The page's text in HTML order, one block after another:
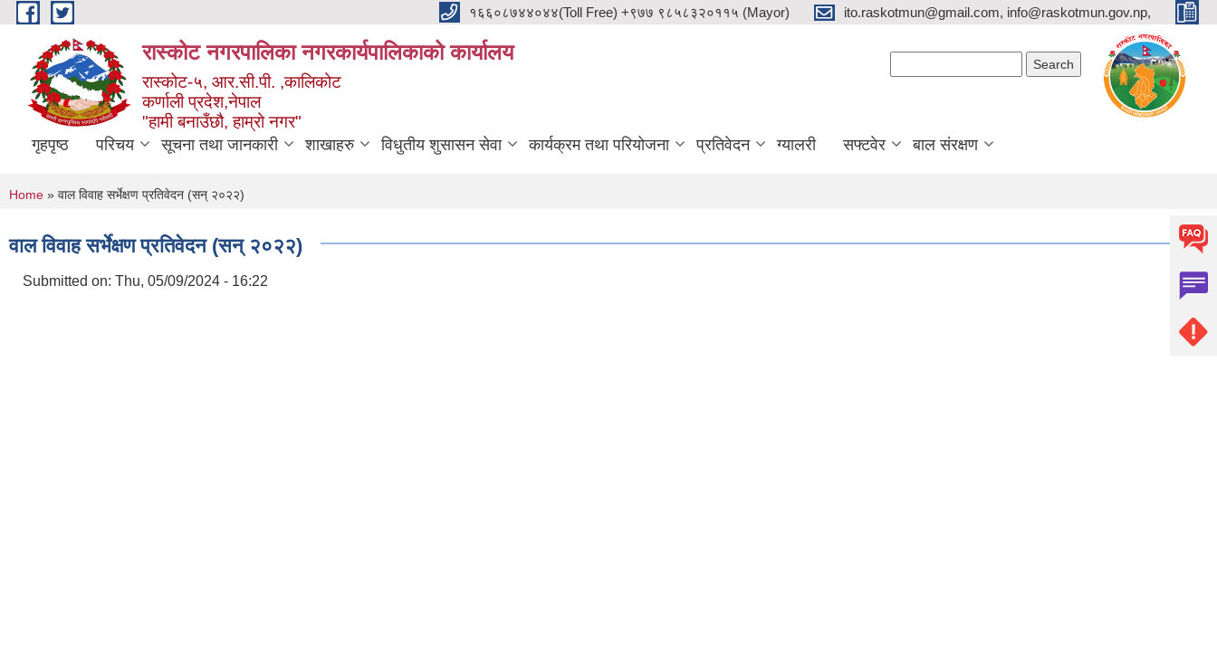
Skip to main content १६६०८७४४०४४(Toll Free) +९७७ ९८५८३२०११५ (Mayor) ito.raskotmun@gmail.com, info@raskotmun.gov.np,
रास्कोट नगरपालिका नगरकार्यपालिकाको कार्यालय
रास्कोट-५, आर.सी.पी. ,कालिकोट
कर्णाली प्रदेश,नेपाल
"हामी बनाउँछौ, हाम्रो नगर"
गृहपृष्ठ परिचय सूचना तथा जानकारी शाखाहरु विधुतीय शुसासन सेवा कार्यक्रम तथा परियोजना प्रतिवेदन ग्यालरी सफ्टवेर बाल संरक्षण
You are here
Home » वाल विवाह सर्भेक्षण प्रतिवेदन (सन् २०२२)
वाल विवाह सर्भेक्षण प्रतिवेदन (सन् २०२२)
Submitted on: Thu, 05/09/2024 - 16:22